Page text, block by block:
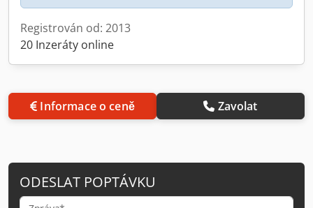
Registrován od: 2013
20 Inzeráty online
Informace o ceně Zavolat
ODESLAT POPTÁVKU